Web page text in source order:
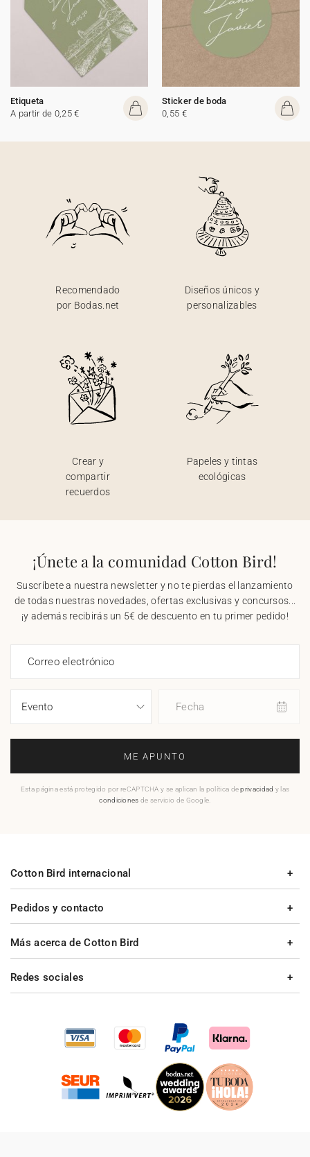
Etiqueta
A partir de 0,25 €
Sticker de boda
0,55 €
Recomendado
por Bodas.net
Diseños únicos y
personalizables
Crear y
compartir
recuerdos
Papeles y tintas
ecológicas
¡Únete a la comunidad Cotton Bird!
Suscríbete a nuestra newsletter y no te pierdas el lanzamiento
de todas nuestras novedades, ofertas exclusivas y concursos...
¡y además recibirás un 5€ de descuento en tu primer pedido!
Correo electrónico
Fecha
ME APUNTO
Esta página está protegido por reCAPTCHA y se aplican la política deprivacidad y las
condiciones de servicio de Google.
Pedidos y contacto
Más acerca de Cotton Bird
Cotton Bird internacional
Redes sociales